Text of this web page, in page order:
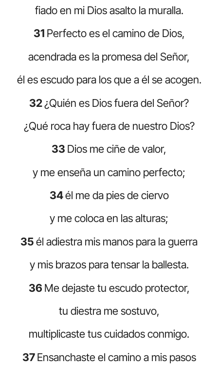
fiado en mi Dios asalto la muralla.
31 Perfecto es el camino de Dios,
acendrada es la promesa del Señor,
él es escudo para los que a él se acogen.
32¿Quién es Dios fuera del Señor?
¿Qué roca hay fuera de nuestro Dios?
33 Dios me ciñe de valor,
y me enseña un camino perfecto;
34él me da pies de ciervo
y me coloca en las alturas;
35él adiestra mis manos para la guerra
y mis brazos para tensar la ballesta.
36 Me dejaste tu escudo protector,
tu diestra me sostuvo,
multiplicaste tus cuidados conmigo.
37Ensanchaste el camino a mis pasos